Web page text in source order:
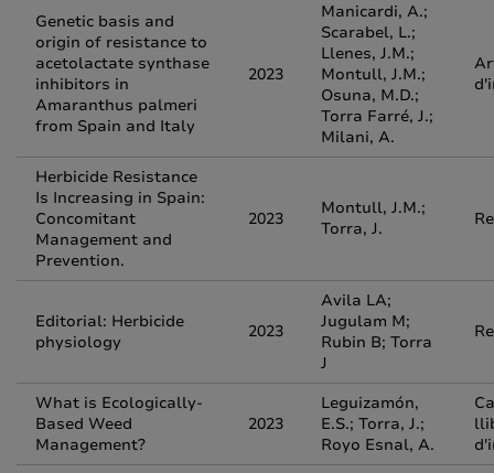
Genetic basis and
origin of resistance to
acetolactate synthase
inhibitors in
Amaranthus palmeri
from Spain and Italy
2023
Manicardi, A.;
Scarabel, L.;
Llenes, J.M.;
Montull, J.M.;
Osuna, M.D.;
Torra Farré, J.;
Milani, A.
Herbicide Resistance
Is Increasing in Spain:
Concomitant
Management and
Prevention.
2023
Montull, J.M.;
Torra, J.
Editorial: Herbicide
physiology
2023
Avila LA;
Jugulam M;
Rubin B; Torra
J
What is Ecologically-
Based Weed
Management?
2023
Leguizamón,
E.S.; Torra, J.;
Royo Esnal, A.